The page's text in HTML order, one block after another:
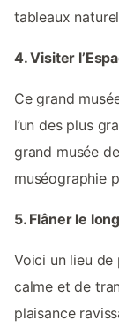
tableaux
4. Visiter
Ce grand
l’un des plus
grand musée
muséographie
5. Flâner le
Voici un lieu
calme et de
plaisance